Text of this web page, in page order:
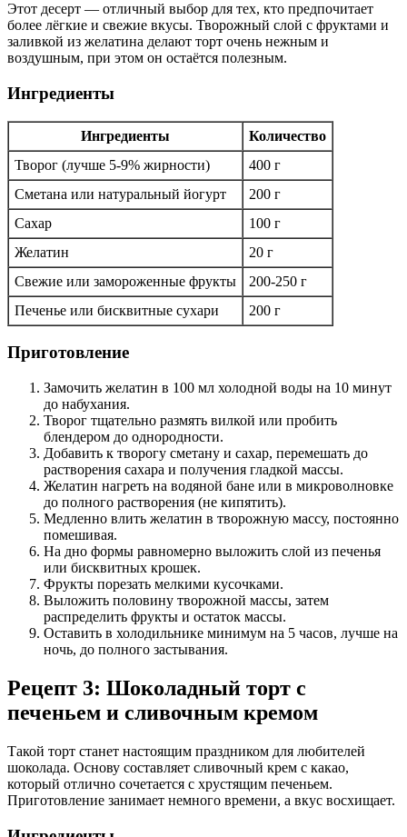
Этот десерт — отличный выбор для тех, кто предпочитает
более лёгкие и свежие вкусы. Творожный слой с фруктами и
заливкой из желатина делают торт очень нежным и
воздушным, при этом он остаётся полезным.
Ингредиенты
Ингредиенты
Количество
Творог (лучше 5-9% жирности)
400 г
Сметана или натуральный йогурт
200 г
Сахар
100 г
Желатин
20 г
Свежие или замороженные фрукты
200-250 г
Печенье или бисквитные сухари
200 г
Приготовление
Замочить желатин в 100 мл холодной воды на 10 минут
до набухания.
Творог тщательно размять вилкой или пробить
блендером до однородности.
Добавить к творогу сметану и сахар, перемешать до
растворения сахара и получения гладкой массы.
Желатин нагреть на водяной бане или в микроволновке
до полного растворения (не кипятить).
Медленно влить желатин в творожную массу, постоянно
помешивая.
На дно формы равномерно выложить слой из печенья
или бисквитных крошек.
Фрукты порезать мелкими кусочками.
Выложить половину творожной массы, затем
распределить фрукты и остаток массы.
Оставить в холодильнике минимум на 5 часов, лучше на
ночь, до полного застывания.
Рецепт 3: Шоколадный торт с
печеньем и сливочным кремом
Такой торт станет настоящим праздником для любителей
шоколада. Основу составляет сливочный крем с какао,
который отлично сочетается с хрустящим печеньем.
Приготовление занимает немного времени, а вкус восхищает.